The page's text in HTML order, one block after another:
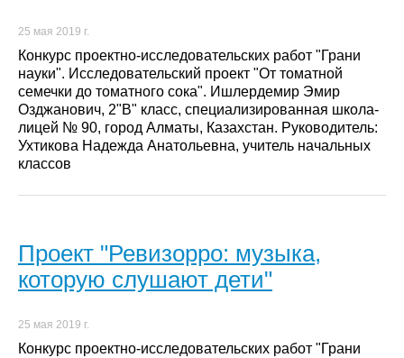
25 мая 2019 г.
Конкурс проектно-исследовательских работ "Грани
науки". Исследовательский проект "От томатной
семечки до томатного сока". Ишлердемир Эмир
Озджанович, 2"В" класс, специализированная школа-
лицей № 90, город Алматы, Казахстан. Руководитель:
Ухтикова Надежда Анатольевна, учитель начальных
классов
Проект "Ревизорро: музыка,
которую слушают дети"
25 мая 2019 г.
Конкурс проектно-исследовательских работ "Грани